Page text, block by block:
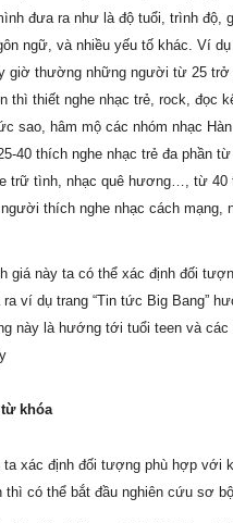
đưa ra như là độ tuổi, trình độ,
ngữ, và nhiều yếu tố khác. Ví
giờ thường những người từ 25 trở
thì thiết nghe nhạc trẻ, rock, đọc
sao, hâm mộ các nhóm nhạc
40 thích nghe nhạc trẻ đa phần từ
trữ tình, nhạc quê hương…, từ 40
thích nghe nhạc cách mạng,
giá này ta có thể xác định đối
ví dụ trang “Tin tức Big Bang”
này là hướng tới tuổi teen và các
khóa
ta xác định đối tượng phù hợp với
thì có thể bắt đầu nghiên cứu sơ